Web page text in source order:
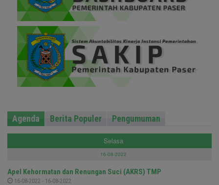
Agenda Berita Populer Pengumuman
Selasa
16-08-2022
Apel Kehormatan dan Renungan Suci (AKRS) TMP
16-08-2022 - 16-08-2022